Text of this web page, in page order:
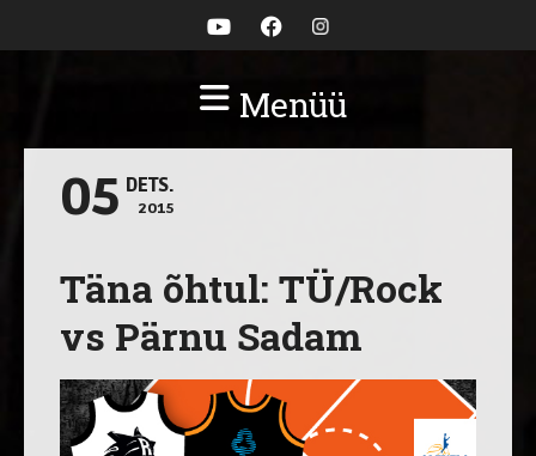
Menüü
05 DETS.
2015
Täna õhtul: TÜ/Rock
vs Pärnu Sadam